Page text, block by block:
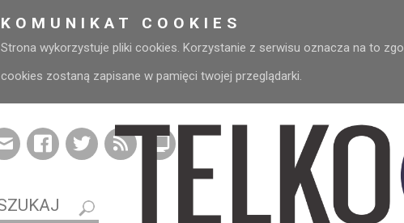
KOMUNIKAT COOKIES
Strona wykorzystuje pliki cookies. Korzystanie z serwisu oznacza na to
cookies zostaną zapisane w pamięci twojej przeglądarki.